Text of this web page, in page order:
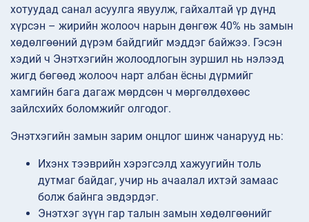
хотуудад санал асуулга явуулж, гайхалтай үр дүнд
хүрсэн – жирийн жолооч нарын дөнгөж 40% нь замын
хөдөлгөөний дүрэм байдгийг мэддэг байжээ. Гэсэн
хэдий ч Энэтхэгийн жолоодлогын зуршил нь нэлээд
жигд бөгөөд жолооч нарт албан ёсны дүрмийг
хамгийн бага дагаж мөрдсөн ч мөргөлдөхөөс
зайлсхийх боломжийг олгодог.
Энэтхэгийн замын зарим онцлог шинж чанарууд нь:
Ихэнх тээврийн хэрэгсэлд хажуугийн толь
дутмаг байдаг, учир нь ачаалал ихтэй замаас
болж байнга эвдэрдэг.
Энэтхэг зүүн гар талын замын хөдөлгөөнийг